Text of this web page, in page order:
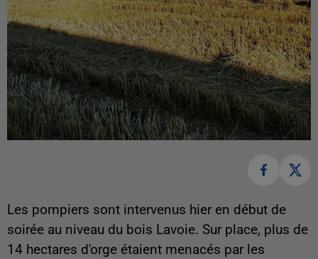
Les pompiers sont intervenus hier en début de
soirée au niveau du bois Lavoie. Sur place, plus de
14 hectares d'orge étaient menacés par les